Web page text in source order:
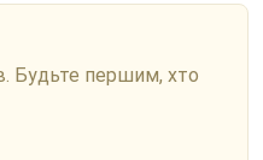
Будьте першим, хто